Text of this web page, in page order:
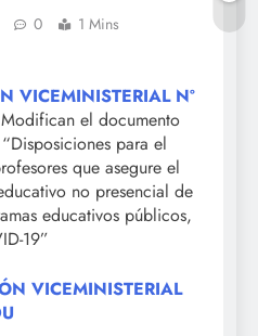
0 1 Mins
VICEMINISTERIAL Nº
el documento
para el
que asegure el
no presencial de
educativos públicos,
19”
VICEMINISTERIAL